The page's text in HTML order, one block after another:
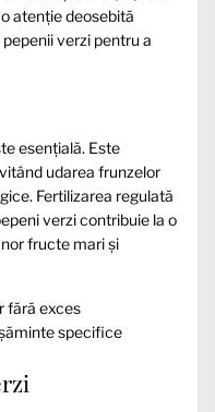
atenție deosebită
pepenii verzi pentru a
esențială. Este
udarea frunzelor
Fertilizarea regulată
verzi contribuie la o
fructe mari și
fără exces
specifice